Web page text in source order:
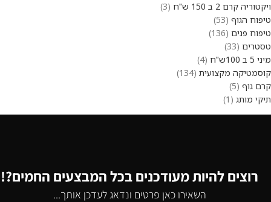
ויקטוריה קרם 2 ב 150 ש"ח
3
טיפוח הגוף 53
טיפוח פנים 136
טסטרים 33
מיני 5 ב 100ש"ח
4
קוסמטיקה מקצועית 134
קרם גוף 5
תיקי מותג
1
רוצים להיות מעודכנים בכל המבצעים החמים?!
השאירו כאן פרטים ונדאג לעדכן אותך...